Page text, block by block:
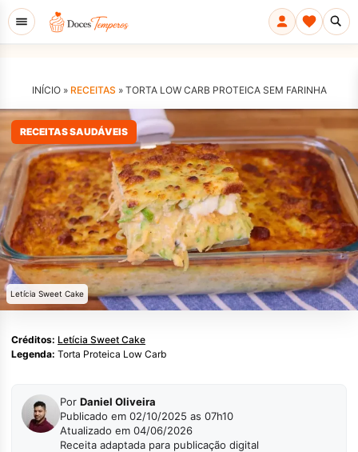
INÍCIO » RECEITAS » TORTA LOW CARB PROTEICA SEM FARINHA
RECEITAS SAUDÁVEIS
Letícia Sweet Cake
Créditos: Letícia Sweet Cake
Legenda: Torta Proteica Low Carb
Por Daniel Oliveira
Publicado em 02/10/2025 as 07h10
Atualizado em 04/06/2026
Receita adaptada para publicação digital